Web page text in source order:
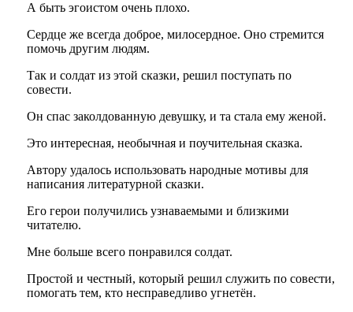
А быть эгоистом очень плохо.
Сердце же всегда доброе, милосердное. Оно стремится
помочь другим людям.
Так и солдат из этой сказки, решил поступать по
совести.
Он спас заколдованную девушку, и та стала ему женой.
Это интересная, необычная и поучительная сказка.
Автору удалось использовать народные мотивы для
написания литературной сказки.
Его герои получились узнаваемыми и близкими
читателю.
Мне больше всего понравился солдат.
Простой и честный, который решил служить по совести,
помогать тем, кто несправедливо угнетён.